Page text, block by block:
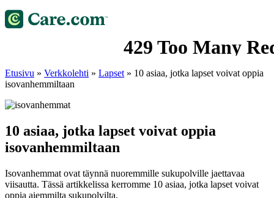
Etusivu » Verkkolehti » Lapset » 10 asiaa, jotka lapset voivat oppia
isovanhemmiltaan
10 asiaa, jotka lapset voivat oppia
isovanhemmiltaan
Isovanhemmat ovat täynnä nuoremmille sukupolville jaettavaa
viisautta. Tässä artikkelissa kerromme 10 asiaa, jotka lapset voivat
oppia aiemmilta sukupolvilta.